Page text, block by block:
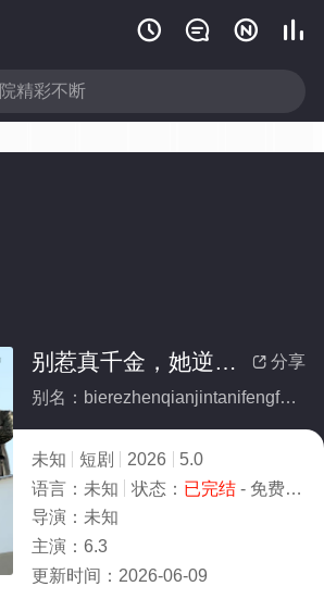
   
 分享
别惹真千金，她逆风翻盘(全集)
别名：bierezhenqianjintanifengfanpan
未知 短剧 2026
5.0
语言： 未知 状态： 已完结- 免费在线观看
导演： 未知
主演： 6.3
更新时间： 2026-06-09